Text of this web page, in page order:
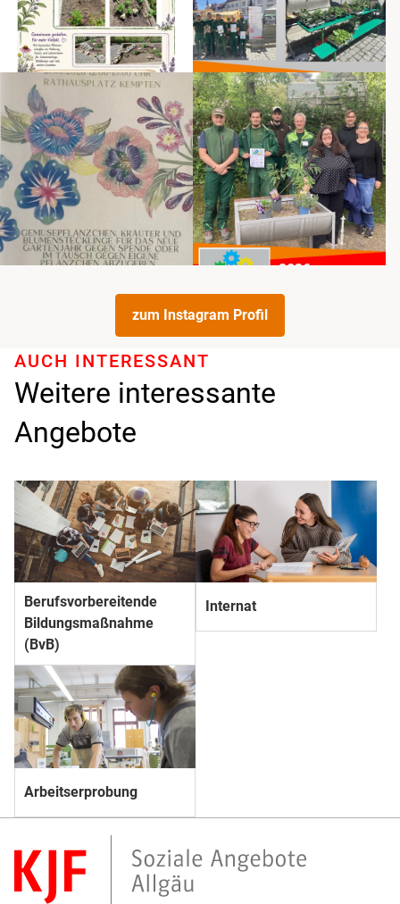
zum Instagram Profil
Weitere interessante
Angebote
AUCH INTERESSANT
Berufs­­vorbereitende
Bildungs­­maßnahme
(BvB)
Internat
Arbeitserprobung